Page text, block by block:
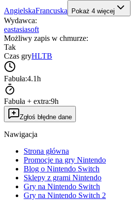
AngielskaFrancuska Pokaż 4 więcej
Wydawca:
eastasiasoft
Możliwy zapis w chmurze:
Tak
Czas gryHLTB
Fabuła:4.1h
Fabuła + extra:9h
Zgłoś błędne dane
Nawigacja
Strona główna
Promocje na gry Nintendo
Blog o Nintendo Switch
Sklepy z grami Nintendo
Gry na Nintendo Switch
Gry na Nintendo Switch 2